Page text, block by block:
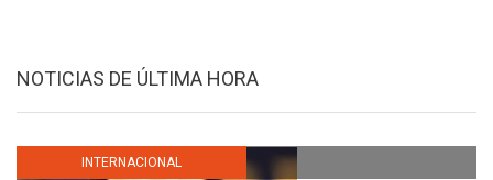
NOTICIAS DE ÚLTIMA HORA
INTERNACIONAL